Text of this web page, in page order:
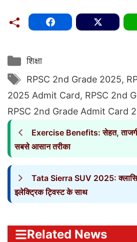
Categories
शिक्षा
Tags
RPSC 2nd Grade 2025,
2025 Admit Card, RPSC 2nd
RPSC 2nd Grade Admit Card
Exercise Benefits: सेहत,
सबसे आसान तरीका
Tata Sierra SUV 2025:
इलेक्ट्रिक ट्विस्ट के साथ
Related News